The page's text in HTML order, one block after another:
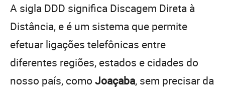
A sigla DDD significa Discagem Direta à
Distância, e é um sistema que permite
efetuar ligações telefônicas entre
diferentes regiões, estados e cidades do
nosso país, como Joaçaba, sem precisar da